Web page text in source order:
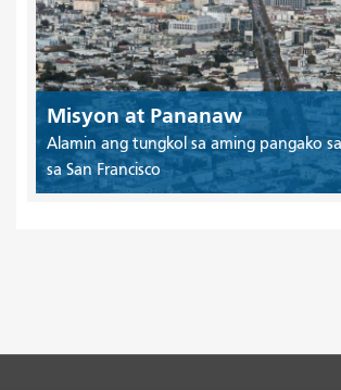
Misyon at Pananaw
Alamin ang tungkol sa aming pangako
sa San Francisco